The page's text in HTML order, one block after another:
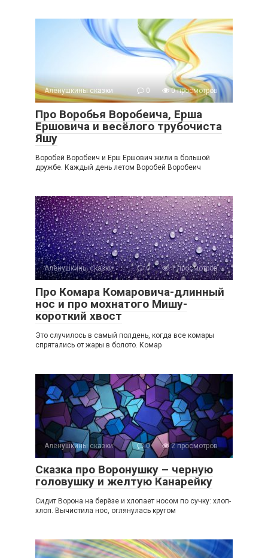
Алёнушкины сказки 0 0 просмотров
Про Воробья Воробеича, Ерша
Ершовича и весёлого трубочиста
Яшу
Воробей Воробеич и Ерш Ершович жили в большой
дружбе. Каждый день летом Воробей Воробеич
Алёнушкины сказки 0 1 просмотров
Про Комара Комаровича-длинный
нос и про мохнатого Мишу-
короткий хвост
Это случилось в самый полдень, когда все комары
спрятались от жары в болото. Комар
Алёнушкины сказки 0 2 просмотров
Сказка про Воронушку – черную
головушку и желтую Канарейку
Сидит Ворона на берёзе и хлопает носом по сучку: хлоп-
хлоп. Вычистила нос, оглянулась кругом